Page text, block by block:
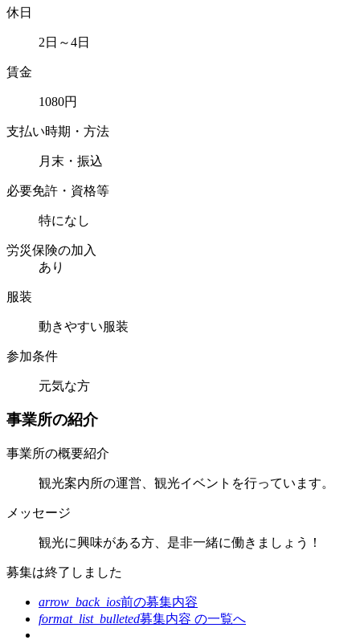
休日
2日～4日
賃金
1080円
支払い時期・方法
月末・振込
必要免許・資格等
特になし
労災保険の加入
あり
服装
動きやすい服装
参加条件
元気な方
事業所の紹介
事業所の概要紹介
観光案内所の運営、観光イベントを行っています。
メッセージ
観光に興味がある方、是非一緒に働きましょう！
募集は終了しました
arrow_back_ios前の募集内容
format_list_bulleted募集内容 の一覧へ